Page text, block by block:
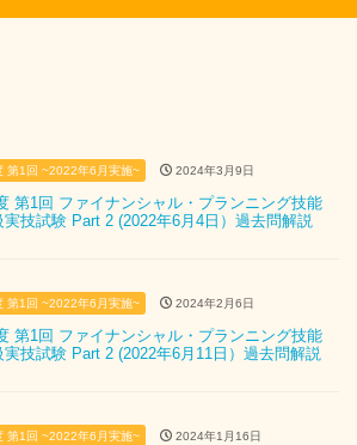
第1回 ~2022年6月実施~ 2024年3月9日
第1回 ファイナンシャル・プランニング技能
実技試験 Part 2 (2022年6月4日）過去問解説
第1回 ~2022年6月実施~ 2024年2月6日
第1回 ファイナンシャル・プランニング技能
実技試験 Part 2 (2022年6月11日）過去問解説
第1回 ~2022年6月実施~ 2024年1月16日